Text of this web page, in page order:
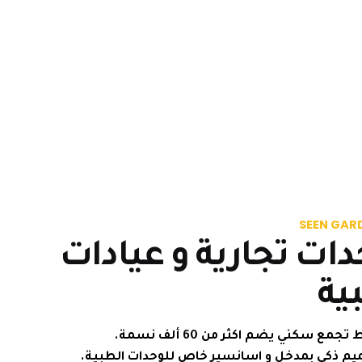
SEEN
تجارية و عيادات
سكني يضم اكثر من 60 ألف نسمة.
ذكي بمدخل و اسانسير خاص للوحدات الطبية.